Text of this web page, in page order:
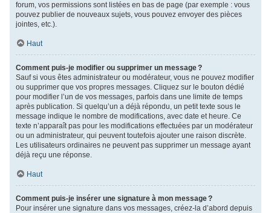
forum, vos permissions sont listées en bas de page (par exemple : vous
pouvez publier de nouveaux sujets, vous pouvez envoyer des pièces
jointes, etc.).
Haut
Comment puis-je modifier ou supprimer un message ?
Sauf si vous êtes administrateur ou modérateur, vous ne pouvez modifier
ou supprimer que vos propres messages. Cliquez sur le bouton dédié
pour modifier l’un de vos messages, parfois dans une limite de temps
après publication. Si quelqu’un a déjà répondu, un petit texte sous le
message indique le nombre de modifications, avec date et heure. Ce
texte n’apparaît pas pour les modifications effectuées par un modérateur
ou un administrateur, qui peuvent toutefois ajouter une raison discrète.
Les utilisateurs ordinaires ne peuvent pas supprimer un message ayant
déjà reçu une réponse.
Haut
Comment puis-je insérer une signature à mon message ?
Pour insérer une signature dans vos messages, créez-la d’abord depuis